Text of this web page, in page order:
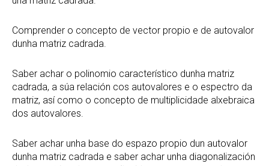
Comprender o concepto de vector propio e de autovalor
dunha matriz cadrada.
Saber achar o polinomio característico dunha matriz
cadrada, a súa relación cos autovalores e o espectro da
matriz, así como o concepto de multiplicidade alxebraica
dos autovalores.
Saber achar unha base do espazo propio dun autovalor
dunha matriz cadrada e saber achar unha diagonalización